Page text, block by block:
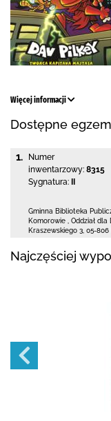
Więcej informacji
Dostępne
1.
Numer
inwentarzowy: 8315
Sygnatura:
Gminna Biblioteka
Komorowie
Oddział dla
Kraszewskiego 3 05-806
Najczęściej